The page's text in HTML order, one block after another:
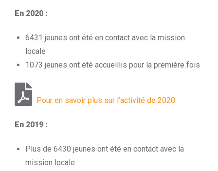
En 2020 :
6431 jeunes ont été en contact avec la mission
locale
1073 jeunes ont été accueillis pour la première fois
Pour en savoir plus sur l’activité de 2020.
En 2019 :
Plus de 6430 jeunes ont été en contact avec la
mission locale